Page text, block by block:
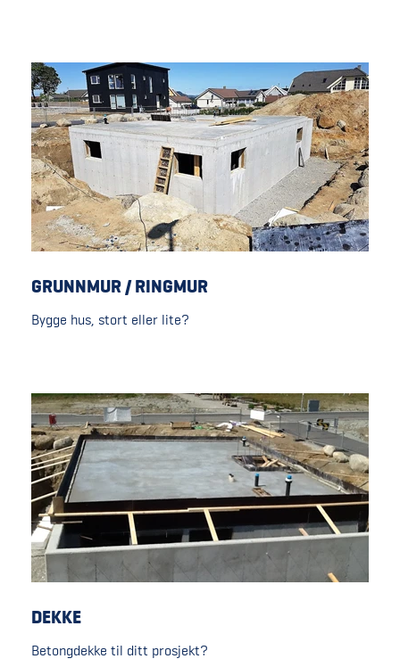
GRUNNMUR / RINGMUR
Bygge hus, stort eller lite?
DEKKE
Betongdekke til ditt prosjekt?